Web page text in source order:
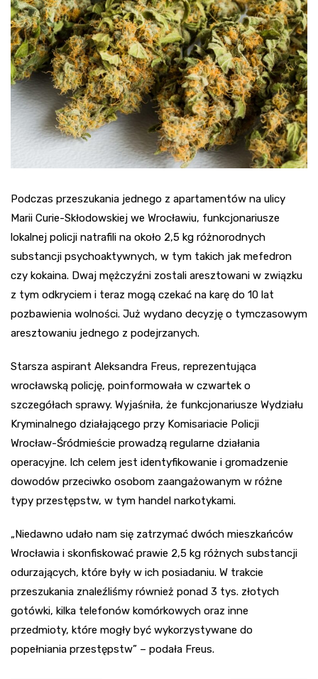
Podczas przeszukania jednego z apartamentów na ulicy
Marii Curie-Skłodowskiej we Wrocławiu, funkcjonariusze
lokalnej policji natrafili na około 2,5 kg różnorodnych
substancji psychoaktywnych, w tym takich jak mefedron
czy kokaina. Dwaj mężczyźni zostali aresztowani w związku
z tym odkryciem i teraz mogą czekać na karę do 10 lat
pozbawienia wolności. Już wydano decyzję o tymczasowym
aresztowaniu jednego z podejrzanych.
Starsza aspirant Aleksandra Freus, reprezentująca
wrocławską policję, poinformowała w czwartek o
szczegółach sprawy. Wyjaśniła, że funkcjonariusze Wydziału
Kryminalnego działającego przy Komisariacie Policji
Wrocław-Śródmieście prowadzą regularne działania
operacyjne. Ich celem jest identyfikowanie i gromadzenie
dowodów przeciwko osobom zaangażowanym w różne
typy przestępstw, w tym handel narkotykami.
„Niedawno udało nam się zatrzymać dwóch mieszkańców
Wrocławia i skonfiskować prawie 2,5 kg różnych substancji
odurzających, które były w ich posiadaniu. W trakcie
przeszukania znaleźliśmy również ponad 3 tys. złotych
gotówki, kilka telefonów komórkowych oraz inne
przedmioty, które mogły być wykorzystywane do
popełniania przestępstw” – podała Freus.